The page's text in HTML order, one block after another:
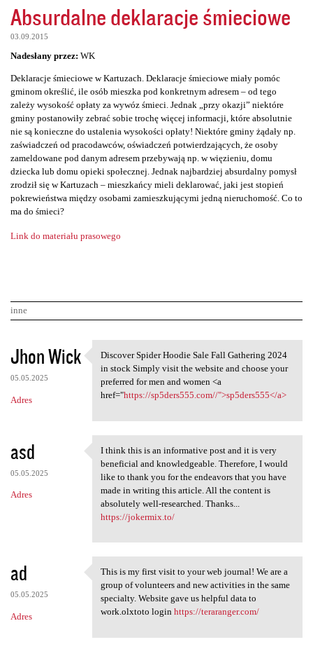
Absurdalne deklaracje śmieciowe
03.09.2015
Nadesłany przez: WK
Deklaracje śmieciowe w Kartuzach. Deklaracje śmieciowe miały pomóc
gminom określić, ile osób mieszka pod konkretnym adresem – od tego
zależy wysokość opłaty za wywóz śmieci. Jednak „przy okazji” niektóre
gminy postanowiły zebrać sobie trochę więcej informacji, które absolutnie
nie są konieczne do ustalenia wysokości opłaty! Niektóre gminy żądały np.
zaświadczeń od pracodawców, oświadczeń potwierdzających, że osoby
zameldowane pod danym adresem przebywają np. w więzieniu, domu
dziecka lub domu opieki społecznej. Jednak najbardziej absurdalny pomysł
zrodził się w Kartuzach – mieszkańcy mieli deklarować, jaki jest stopień
pokrewieństwa między osobami zamieszkującymi jedną nieruchomość. Co to
ma do śmieci?
Link do materiału prasowego
inne
K
o
m
e
t
a
r
Jhon Wick
05.05.2025
Adres
Discover Spider Hoodie Sale
Discover Spider Hoodie Sale Fall Gathering 2024
in stock Simply visit the website and choose your
preferred for men and women <a
href="https://sp5ders555.com//">sp5ders555</a>
asd
05.05.2025
Adres
I think this is an
I think this is an informative post and it is very
beneficial and knowledgeable. Therefore, I would
like to thank you for the endeavors that you have
made in writing this article. All the content is
absolutely well-researched. Thanks...
https://jokermix.to/
ad
05.05.2025
Adres
This is my first visit to
This is my first visit to your web journal! We are a
group of volunteers and new activities in the same
specialty. Website gave us helpful data to
work.olxtoto login https://teraranger.com/